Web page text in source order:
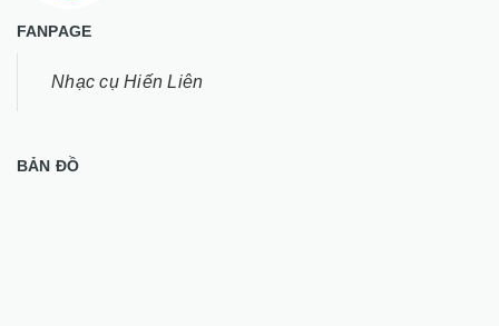
FANPAGE
Nhạc cụ Hiến Liên
BẢN ĐỒ